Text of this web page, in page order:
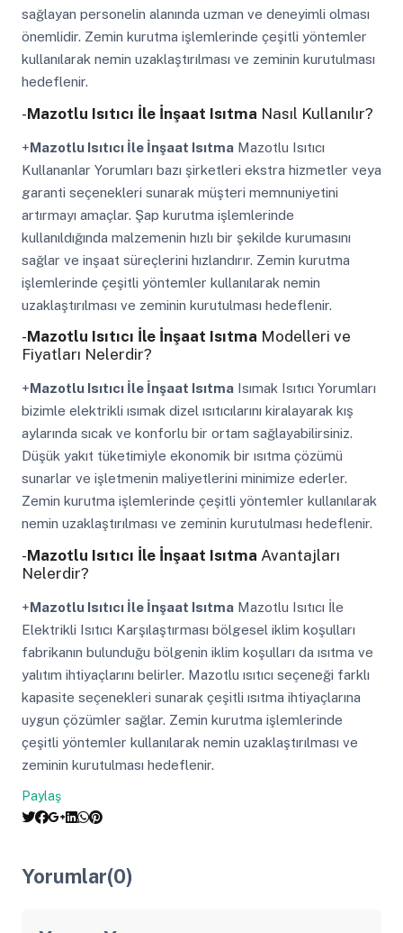
sağlayan personelin alanında uzman ve deneyimli olması
önemlidir. Zemin kurutma işlemlerinde çeşitli yöntemler
kullanılarak nemin uzaklaştırılması ve zeminin kurutulması
hedeflenir.
-Mazotlu Isıtıcı İle İnşaat Isıtma Nasıl Kullanılır?
+Mazotlu Isıtıcı İle İnşaat IsıtmaMazotlu Isıtıcı
Kullananlar Yorumları bazı şirketleri ekstra hizmetler veya
garanti seçenekleri sunarak müşteri memnuniyetini
artırmayı amaçlar. Şap kurutma işlemlerinde
kullanıldığında malzemenin hızlı bir şekilde kurumasını
sağlar ve inşaat süreçlerini hızlandırır. Zemin kurutma
işlemlerinde çeşitli yöntemler kullanılarak nemin
uzaklaştırılması ve zeminin kurutulması hedeflenir.
-Mazotlu Isıtıcı İle İnşaat Isıtma Modelleri ve
Fiyatları Nelerdir?
+Mazotlu Isıtıcı İle İnşaat IsıtmaIsımak Isıtıcı Yorumları
bizimle elektrikli ısımak dizel ısıtıcılarını kiralayarak kış
aylarında sıcak ve konforlu bir ortam sağlayabilirsiniz.
Düşük yakıt tüketimiyle ekonomik bir ısıtma çözümü
sunarlar ve işletmenin maliyetlerini minimize ederler.
Zemin kurutma işlemlerinde çeşitli yöntemler kullanılarak
nemin uzaklaştırılması ve zeminin kurutulması hedeflenir.
-Mazotlu Isıtıcı İle İnşaat Isıtma Avantajları
Nelerdir?
+Mazotlu Isıtıcı İle İnşaat IsıtmaMazotlu Isıtıcı İle
Elektrikli Isıtıcı Karşılaştırması bölgesel iklim koşulları
fabrikanın bulunduğu bölgenin iklim koşulları da ısıtma ve
yalıtım ihtiyaçlarını belirler. Mazotlu ısıtıcı seçeneği farklı
kapasite seçenekleri sunarak çeşitli ısıtma ihtiyaçlarına
uygun çözümler sağlar. Zemin kurutma işlemlerinde
çeşitli yöntemler kullanılarak nemin uzaklaştırılması ve
zeminin kurutulması hedeflenir.
Paylaş
Yorumlar(0)